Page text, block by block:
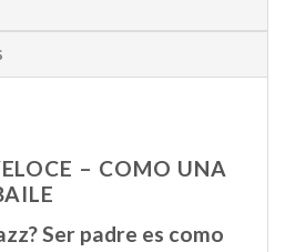
– COMO UNA
Ser padre es como